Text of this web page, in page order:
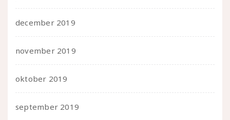
december 2019
november 2019
oktober 2019
september 2019